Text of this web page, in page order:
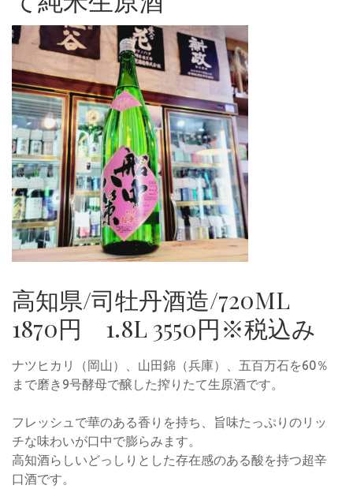
高知県/司牡丹酒造/720ML
1870円 1.8L 3550円※税込み
ナツヒカリ（岡山）、山田錦（兵庫）、五百万石を60％
まで磨き9号酵母で醸した搾りたて生原酒です。
フレッシュで華のある香りを持ち、旨味たっぷりのリッ
チな味わいが口中で膨らみます。
高知酒らしいどっしりとした存在感のある酸を持つ超辛
口酒です。